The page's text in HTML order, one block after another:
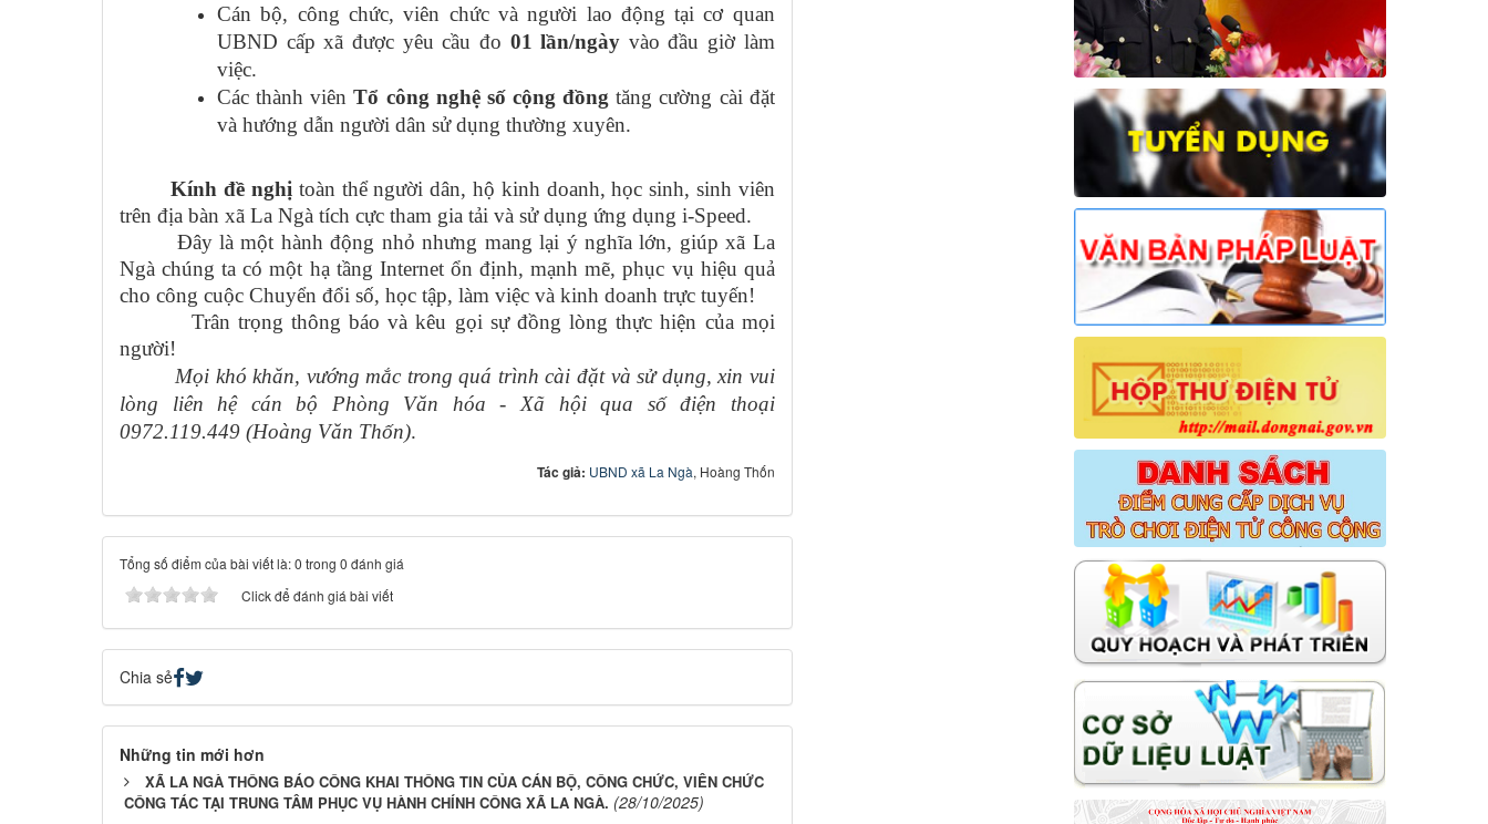
Cán bộ, công chức, viên chức và người lao động tại cơ quan
UBND cấp xã được yêu cầu đo 01 lần/ngày vào đầu giờ làm
việc.
Các thành viênTổ công nghệ số cộng đồng tăng cường cài đặt
và hướng dẫn người dân sử dụng thường xuyên.
Kính đề nghị toàn thể người dân, hộ kinh doanh, học sinh, sinh viên
trên địa bàn xã La Ngà tích cực tham gia tải và sử dụng ứng dụng i-Speed.
Đây là một hành động nhỏ nhưng mang lại ý nghĩa lớn, giúp xã La
Ngà chúng ta có một hạ tầng Internet ổn định, mạnh mẽ, phục vụ hiệu quả
cho công cuộc Chuyển đổi số, học tập, làm việc và kinh doanh trực tuyến!
Trân trọng thông báo và kêu gọi sự đồng lòng thực hiện của mọi
người!
Mọi khó khăn, vướng mắc trong quá trình cài đặt và sử dụng, xin vui
lòng liên hệ cán bộ Phòng Văn hóa - Xã hội qua số điện thoại
0972.119.449 (Hoàng Văn Thốn).
Tác giả: UBND xã La Ngà, Hoàng Thốn
Tổng số điểm của bài viết là: 0 trong 0 đánh giá
Click để đánh giá bài viết
Chia sẻ
Những tin mới hơn
XÃ LA NGÀ THÔNG BÁO CÔNG KHAI THÔNG TIN CỦA CÁN BỘ, CÔNG CHỨC, VIÊN CHỨC
CÔNG TÁC TẠI TRUNG TÂM PHỤC VỤ HÀNH CHÍNH CÔNG XÃ LA NGÀ. (28/10/2025)